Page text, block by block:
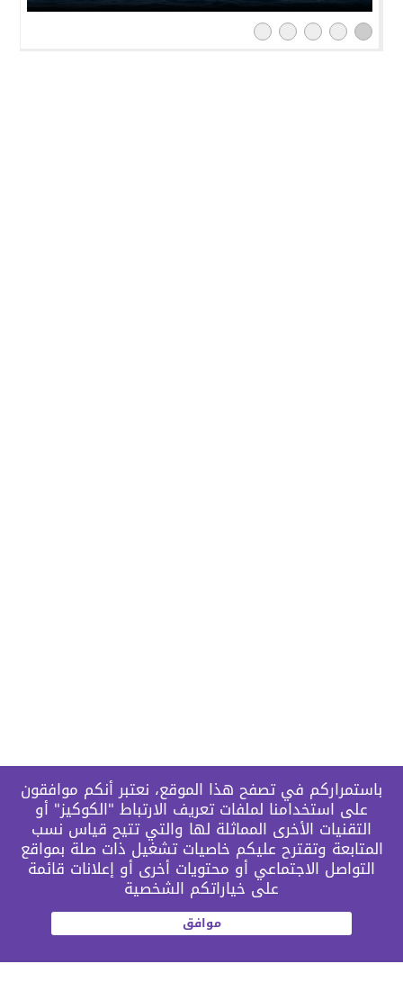
باستمراركم في تصفح هذا الموقع، نعتبر أنكم موافقون
على استخدامنا لملفات تعريف الارتباط "الكوكيز" أو
التقنيات الأخرى المماثلة لها والتي تتيح قياس نسب
المتابعة وتقترح عليكم خاصيات تشغيل ذات صلة بمواقع
التواصل الاجتماعي أو محتويات أخرى أو إعلانات قائمة
على خياراتكم الشخصية
موافق